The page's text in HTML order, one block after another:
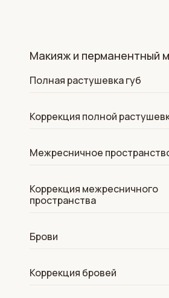
Макияж и перманентный
Полная растушевка губ
Коррекция полной
Межресничное
Коррекция межресничного
пространства
Брови
Коррекция бровей